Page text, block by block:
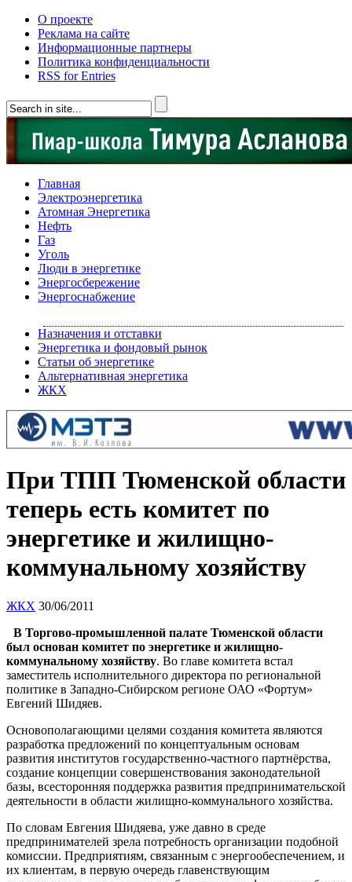
О проекте
Реклама на сайте
Информационные партнеры
Политика конфиденциальности
RSS for Entries
Главная
Электроэнергетика
Атомная Энергетика
Нефть
Газ
Уголь
Люди в энергетике
Энергосбережение
Энергоснабжение
Назначения и отставки
Энергетика и фондовый рынок
Статьи об энергетике
Альтернативная энергетика
ЖКХ
При ТПП Тюменской области
теперь есть комитет по
энергетике и жилищно-
коммунальному хозяйству
ЖКХ 30/06/2011
В Торгово-промышленной палате Тюменской области
был основан комитет по энергетике и жилищно-
коммунальному хозяйству. Во главе комитета встал
заместитель исполнительного директора по региональной
политике в Западно-Сибирском регионе ОАО «Фортум»
Евгений Шидяев.
Основополагающими целями создания комитета являются
разработка предложений по концептуальным основам
развития институтов государственно-частного партнёрства,
создание концепции совершенствования законодательной
базы, всесторонняя поддержка развития предпринимательской
деятельности в области жилищно-коммунального хозяйства.
По словам Евгения Шидяева, уже давно в среде
предпринимателей зрела потребность организации подобной
комиссии. Предприятиям, связанным с энергообеспечением, и
их клиентам, в первую очередь главенствующим